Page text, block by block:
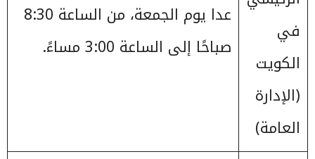
في
الكويت
(الإدارة
العامة)
عدا يوم الجمعة، من الساعة 8:30
صباحًا إلى الساعة 3:00 مساءً.